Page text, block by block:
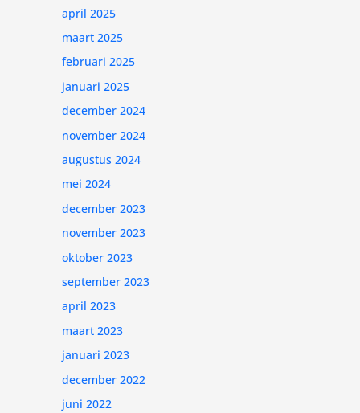
april 2025
maart 2025
februari 2025
januari 2025
december 2024
november 2024
augustus 2024
mei 2024
december 2023
november 2023
oktober 2023
september 2023
april 2023
maart 2023
januari 2023
december 2022
juni 2022